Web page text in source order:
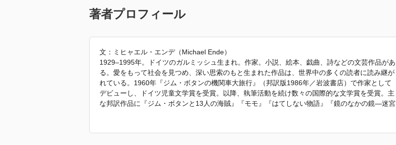
著者プロフィール
文：ミヒャエル・エンデ（Michael Ende）
1929–1995年。ドイツのガルミッシュ生まれ。作家。小説、絵本、戯曲、詩などの文芸作品があ
る。愛をもって社会を見つめ、深い思索のもと生まれた作品は、世界中の多くの読者に読み継が
れている。1960年『ジム・ボタンの機関車大旅行』（邦訳版1986年／岩波書店）で作家として
デビューし、ドイツ児童文学賞を受賞。以降、執筆活動を続け数々の国際的な文学賞を受賞。主
な邦訳作品に『ジム・ボタンと13人の海賊』『モモ』『はてしない物語』『鏡のなかの鏡—迷宮
草稿、ノート、写真、書簡、自筆原画、愛用品などのエンデの関連資料が多く所蔵され、一部が